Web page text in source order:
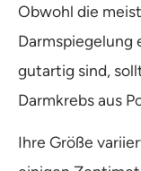
Obwohl die
gutartig sind,
Darmkrebs aus
Ihre Größe